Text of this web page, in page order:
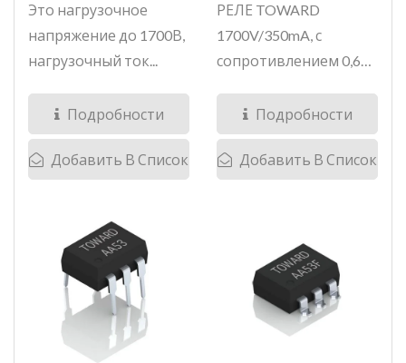
Это нагрузочное
напряжение до 1700В,
нагрузочный ток...
Подробности
Добавить В Список
РЕЛЕ TOWARD
1700V/350mA, с
сопротивлением 0,6Ω,
твердотельное...
Подробности
Добавить В Список